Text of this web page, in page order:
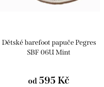
Dětské barefoot papuče Pegres
SBF 06U Mint
od 595 Kč